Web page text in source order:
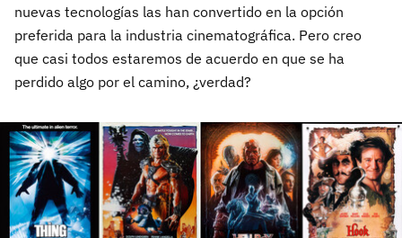
nuevas tecnologías las han convertido en la opción
preferida para la industria cinematográfica. Pero creo
que casi todos estaremos de acuerdo en que se ha
perdido algo por el camino, ¿verdad?